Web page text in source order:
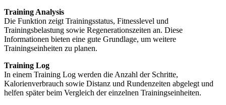
Training Analysis
Die Funktion zeigt Trainingsstatus, Fitnesslevel und
Trainingsbelastung sowie Regenerationszeiten an. Diese
Informationen bieten eine gute Grundlage, um weitere
Trainingseinheiten zu planen.
Training Log
In einem Training Log werden die Anzahl der Schritte,
Kalorienverbrauch sowie Distanz und Rundenzeiten abgelegt und
helfen später beim Vergleich der einzelnen Trainingseinheiten.